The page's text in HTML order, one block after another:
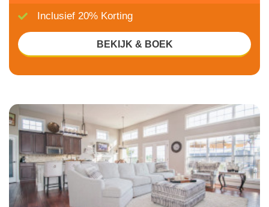
Inclusief 20% Korting
BEKIJK & BOEK